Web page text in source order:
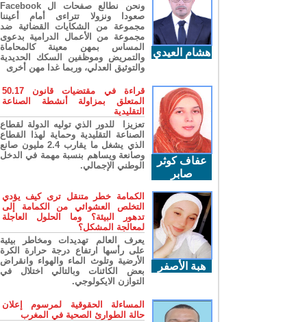
هشام العيدي
ونحن نطالع صفحات ال Facebook
صعودا ونزولا تتراءى أمام أعيننا
مجموعة من الشكايات القضائية ضد
مجموعة من الأعمال الدرامية بدعوى
المساس بمهن معينة كالمحاماة
والتمريض وموظفين السكك الحديدية
والتوثيق العدلي، وربما غدا مهن أخرى
عفاف كوثر
صابر
قراءة في مقتضيات قانون 50.17
المتعلق بمزاولة أنشطة الصناعة
التقليدية
تعزيزا للدور الذي توليه الدولة لقطاع
الصناعة التقليدية وحماية لهذا القطاع
الذي يشغل ما يقارب 2.4 مليون صانع
وصانعة ويساهم بنسبة مهمة في الدخل
الوطني الإجمالي.
هبة الأصفر
الكمامة خطر متنقل ترى كيف يؤدي
التخلص العشوائي من الكمامة إلى
تدهور البيئة؟ وما الحلول العاجلة
لمعالجة المشكل؟
يعرف العالم تهديدات ومخاطر بيئية
على رأسها ارتفاع درجة حرارة الكرة
الأرضية وتلوث الماء والهواء وانقراض
بعض الكائنات وبالتالي اختلال في
التوازن الايكولوجي.
المساءلة الحقوقية لمرسوم إعلان
حالة الطوارئ الصحية في المغرب